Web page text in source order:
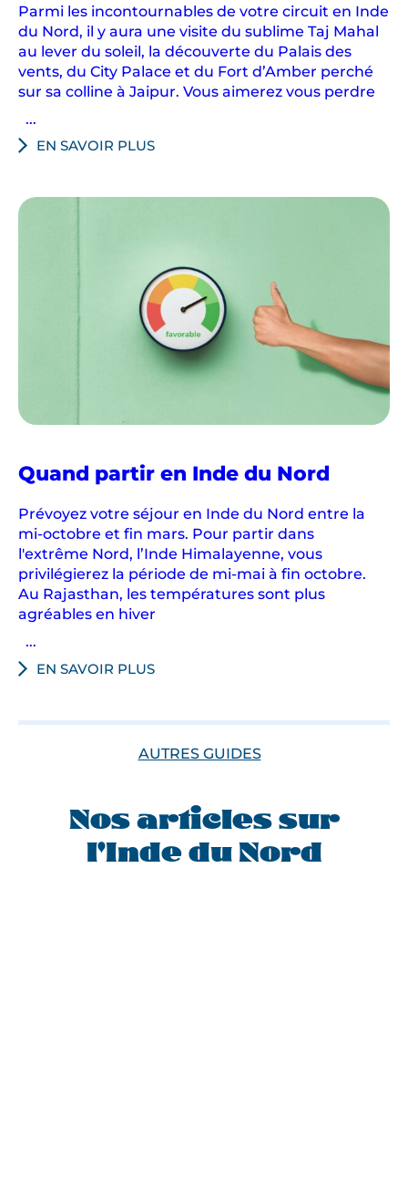
Parmi les incontournables de votre circuit en Inde
du Nord, il y aura une visite du sublime Taj Mahal
au lever du soleil, la découverte du Palais des
vents, du City Palace et du Fort d’Amber perché
sur sa colline à Jaipur. Vous aimerez vous perdre
...
EN SAVOIR PLUS
Quand partir en Inde du Nord
Prévoyez votre séjour en Inde du Nord entre la
mi-octobre et fin mars. Pour partir dans
l'extrême Nord, l’Inde Himalayenne, vous
privilégierez la période de mi-mai à fin octobre.
Au Rajasthan, les températures sont plus
agréables en hiver
...
EN SAVOIR PLUS
AUTRES GUIDES
Nos articles sur
l'Inde du Nord